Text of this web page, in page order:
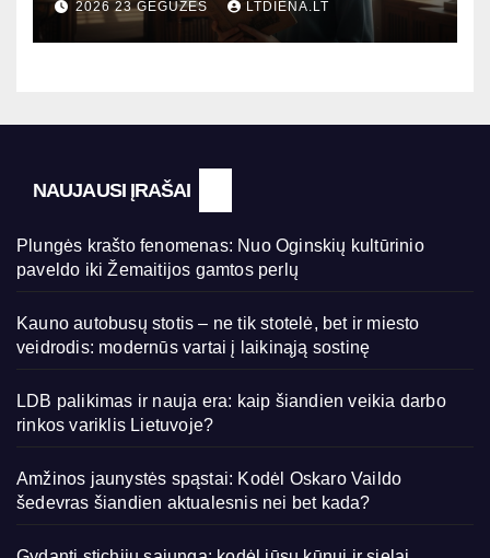
kada?
2026 23 GEGUŽĖS LTDIENA.LT
NAUJAUSI ĮRAŠAI
Plungės krašto fenomenas: Nuo Oginskių kultūrinio
paveldo iki Žemaitijos gamtos perlų
Kauno autobusų stotis – ne tik stotelė, bet ir miesto
veidrodis: modernūs vartai į laikinąją sostinę
LDB palikimas ir nauja era: kaip šiandien veikia darbo
rinkos variklis Lietuvoje?
Amžinos jaunystės spąstai: Kodėl Oskaro Vaildo
šedevras šiandien aktualesnis nei bet kada?